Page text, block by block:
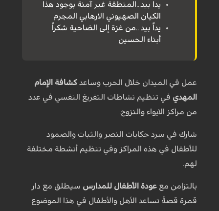
يدا بيد...المنطقة غير آمنة بوجود هذا
الكيان الصهيوني الارهابي المجرم
يداً بيد ..من غزة إلى الضاحية شكراً
أبناء الحسين
عمل في الميدان خلال الحرب وساعد كشافة الإمام
المهدي في تنظيم نشاطات التفريغ النفسي في عدد
من مراكز الايواء والنزوح.
شارك في سرد حكايات النصر والثبات والصمود
للأطفال في هذه المراكز وفي تنظيم أنشطة مختلفة
لهم.
بالتزامن مع عودة الأطفال للمدارس سيطلق مع دار
قمرة قصةً تساعد الأهل والأطفال في هذا الموضوع